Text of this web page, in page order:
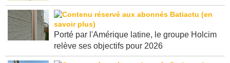
Porté par l'Amérique latine, le groupe Holcim
relève ses objectifs pour 2026